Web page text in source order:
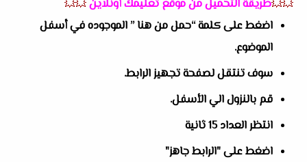
💥💥طريقة التحميل من موقع تعليمك أونلاين💥💥
اضغط على كلمة “حمل من هنا ” الموجوده في أسفل
الموضوع.
سوف تنتقل لصفحة تجهيز الرابط.
قم بالنزول الي الأسفل.
انتظر العداد 15 ثانية
اضغط على "الرابط جاهز"